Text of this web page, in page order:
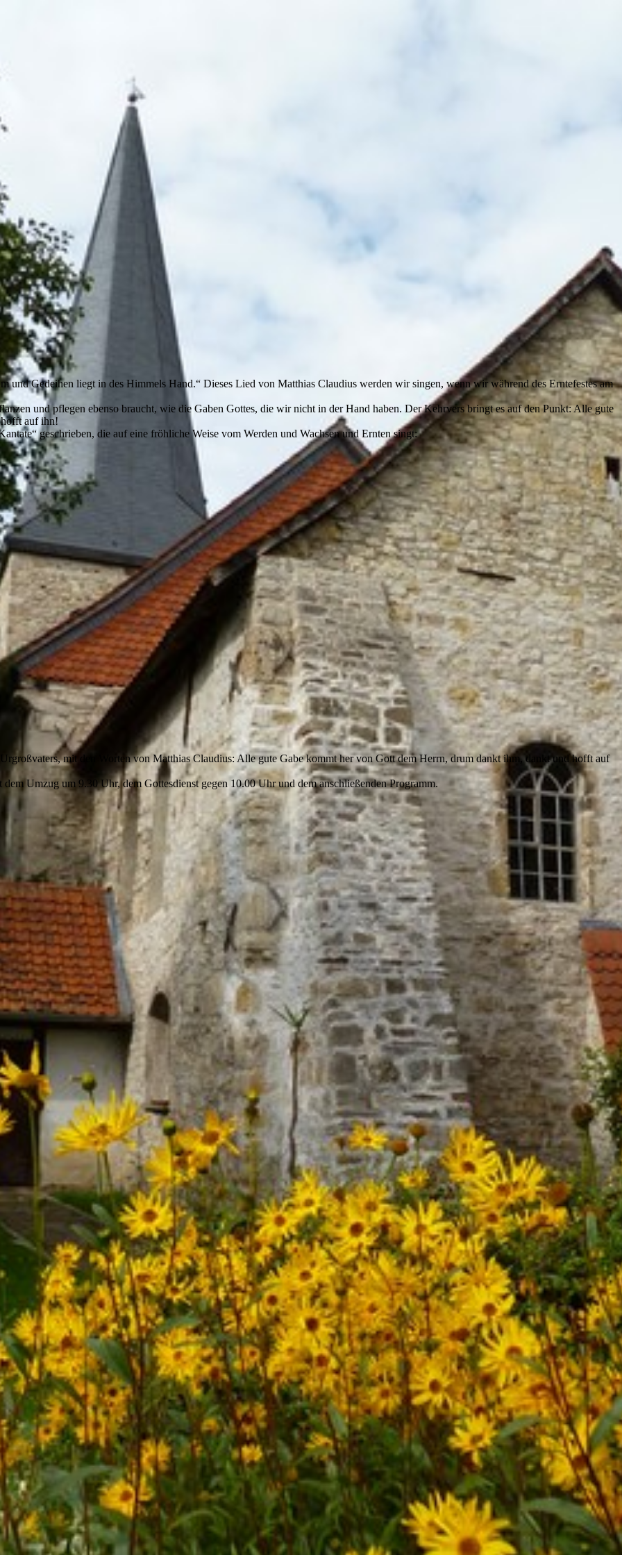
und Gedeihen liegt in des Himmels Hand.“ Dieses Lied von Matthias Claudius werden wir singen, wenn wir während des Erntefestes am
und pflegen ebenso braucht, wie die Gaben Gottes, die wir nicht in der Hand haben. Der Kehrvers bringt es auf den Punkt: Alle gute
auf ihn!
geschrieben, die auf eine fröhliche Weise vom Werden und Wachsen und Ernten singt:
mit den Worten von Matthias Claudius: Alle gute Gabe kommt her von Gott dem Herrn, drum dankt ihm, dankt und hofft auf
Umzug um 9.30 Uhr, dem Gottesdienst gegen 10.00 Uhr und dem anschließenden Programm.